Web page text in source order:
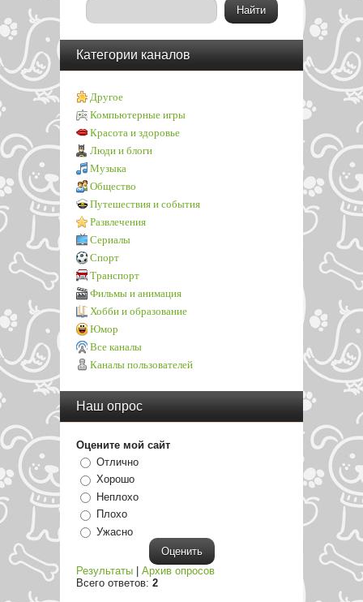
Категории каналов
Другое
Компьютерные игры
Красота и здоровье
Люди и блоги
Музыка
Общество
Путешествия и события
Развлечения
Сериалы
Спорт
Транспорт
Фильмы и анимация
Хобби и образование
Юмор
Все каналы
Каналы пользователей
Наш опрос
Оцените мой сайт
Отлично
Хорошо
Неплохо
Плохо
Ужасно
Результаты
Архив опросов
Всего ответов: 2